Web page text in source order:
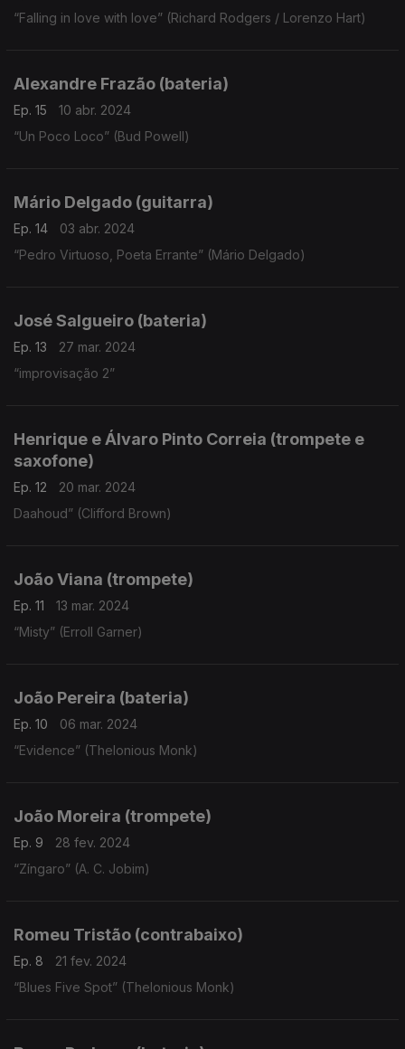
“Falling in love with love” (Richard Rodgers / Lorenzo Hart)
Alexandre Frazão (bateria)
Ep. 15
10 abr. 2024
“Un Poco Loco” (Bud Powell)
Mário Delgado (guitarra)
Ep. 14
03 abr. 2024
“Pedro Virtuoso, Poeta Errante” (Mário Delgado)
José Salgueiro (bateria)
Ep. 13
27 mar. 2024
“improvisação 2”
Henrique e Álvaro Pinto Correia (trompete e
saxofone)
Ep. 12
20 mar. 2024
Daahoud” (Clifford Brown)
João Viana (trompete)
Ep. 11
13 mar. 2024
“Misty” (Erroll Garner)
João Pereira (bateria)
Ep. 10
06 mar. 2024
“Evidence” (Thelonious Monk)
João Moreira (trompete)
Ep. 9
28 fev. 2024
“Zíngaro” (A. C. Jobim)
Romeu Tristão (contrabaixo)
Ep. 8
21 fev. 2024
“Blues Five Spot” (Thelonious Monk)